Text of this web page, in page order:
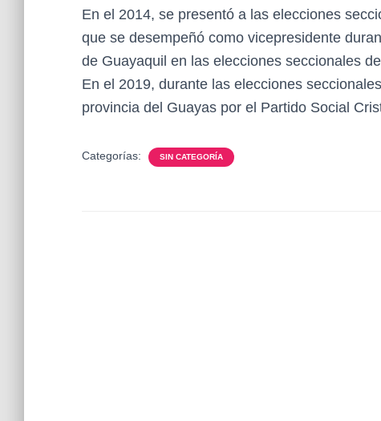
En el 2014, se presentó a las elecciones
que se desempeñó como vicepresidente
de Guayaquil en las elecciones seccionales
En el 2019, durante las elecciones
provincia del Guayas por el Partido Social
Categorías: SIN CATEGORÍA